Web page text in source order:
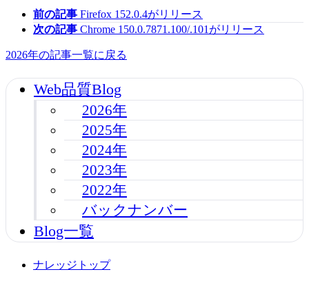
前の記事 Firefox 152.0.4がリリース
次の記事 Chrome 150.0.7871.100/.101がリリース
2026年の記事一覧に戻る
Web品質Blog
2026年
2025年
2024年
2023年
2022年
バックナンバー
Blog一覧
ナレッジトップ